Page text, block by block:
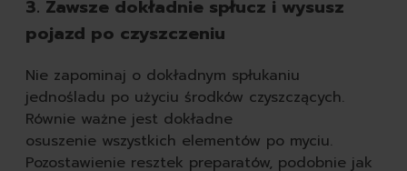
3. Zawsze dokładnie spłucz i wysusz
pojazd po czyszczeniu
Nie zapominaj o dokładnym spłukaniu
jednośladu po użyciu środków czyszczących.
Równie ważne jest dokładne
osuszenie wszystkich elementów po myciu.
Pozostawienie resztek preparatów, podobnie jak